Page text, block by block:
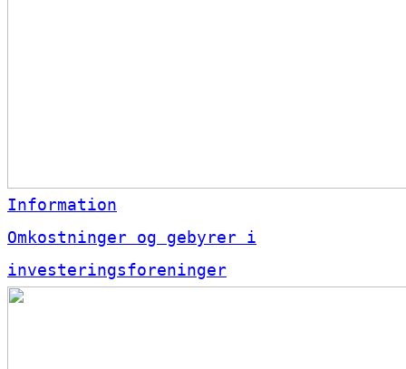
Information
Omkostninger og gebyrer i
investeringsforeninger